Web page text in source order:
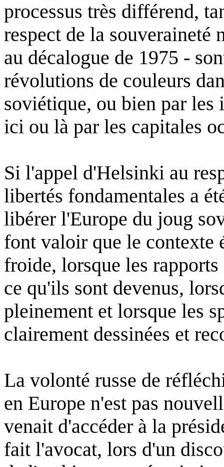
processus très différend,
respect de la souveraineté
au décalogue de 1975 -
révolutions de couleurs
soviétique, ou bien par les
ici ou là par les capitales
Si l'appel d'Helsinki au
libertés fondamentales a
libérer l'Europe du joug
font valoir que le contexte
froide, lorsque les
ce qu'ils sont devenus,
pleinement et lorsque les
clairement dessinées et
La volonté russe de
en Europe n'est pas
venait d'accéder à la
fait l'avocat, lors d'un